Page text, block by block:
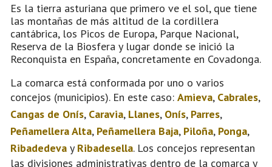
Es la tierra asturiana que primero ve el sol, que tiene
las montañas de más altitud de la cordillera
cantábrica, los Picos de Europa, Parque Nacional,
Reserva de la Biosfera y lugar donde se inició la
Reconquista en España, concretamente en Covadonga.
La comarca está conformada por uno o varios
concejos (municipios). En este caso: Amieva, Cabrales,
Cangas de Onís, Caravia, Llanes, Onís, Parres,
Peñamellera Alta, Peñamellera Baja, Piloña, Ponga,
Ribadedeva y Ribadesella. Los concejos representan
las divisiones administrativas dentro de la comarca y